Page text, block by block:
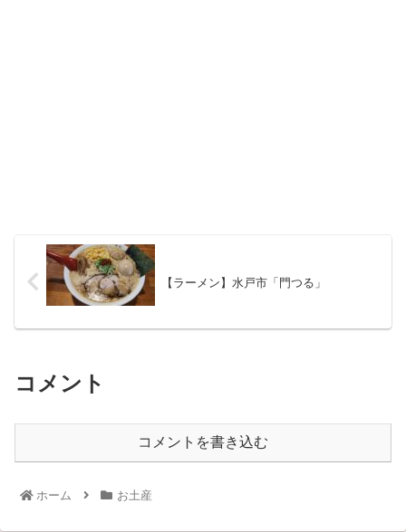
【ラーメン】水戸市「門つる」
コメント
コメントを書き込む
ホーム お土産